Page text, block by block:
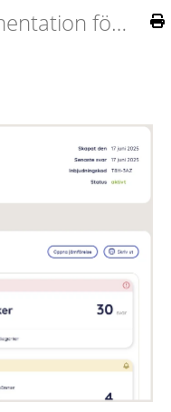
Produktdokumentation för Ommej